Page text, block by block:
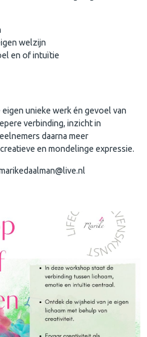
welzijn
en of intuïtie
unieke werk én gevoel van
verbinding, inzicht in
daarna meer
en mondelinge expressie.